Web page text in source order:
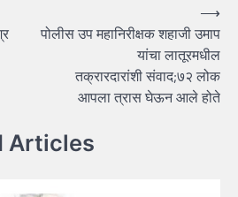
पोलीस उप महानिरीक्षक शहाजी उमाप
यांचा लातूरमधील
तक्रारदारांशी संवाद;७२ लोक
आपला त्रास घेऊन आले होते
⟶
Articles